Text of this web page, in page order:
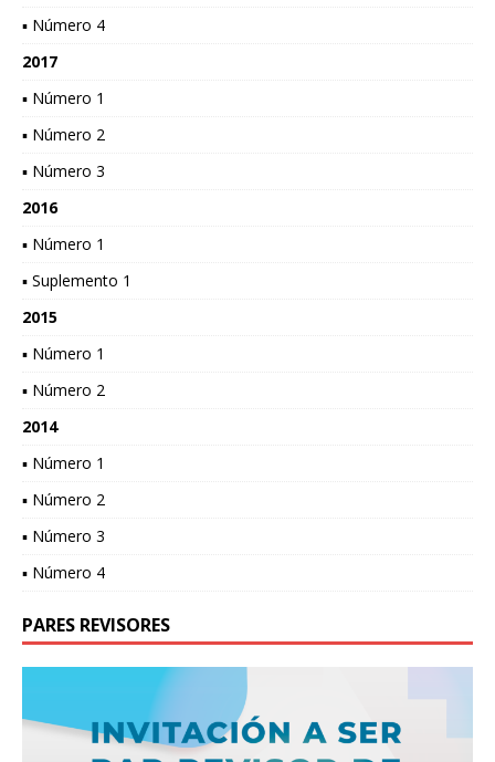
▪ Número 4
2017
▪ Número 1
▪ Número 2
▪ Número 3
2016
▪ Número 1
▪ Suplemento 1
2015
▪ Número 1
▪ Número 2
2014
▪ Número 1
▪ Número 2
▪ Número 3
▪ Número 4
PARES REVISORES